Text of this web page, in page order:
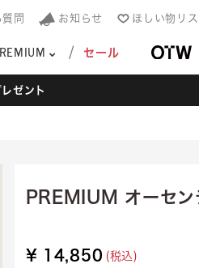
問 お知らせ ほしい物リ
セール
ゼント
PREMIUM オーセン
¥ 14,850 (税込)